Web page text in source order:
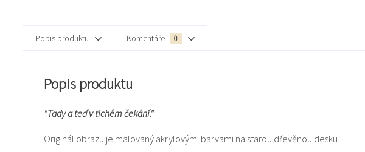
Popis produktu Komentáře 0
Popis produktu
"Tady a teď v tichém čekání."
Originál obrazu je malovaný akrylovými barvami na starou dřevěnou desku.